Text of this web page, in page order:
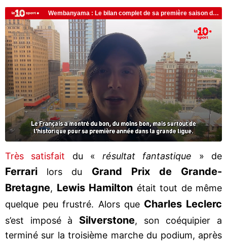
Très satisfait du «résultat fantastique » de
Ferrari lors du Grand Prix de Grande-
Bretagne, Lewis Hamilton était tout de même
quelque peu frustré. Alors que Charles Leclerc
s’est imposé à Silverstone, son coéquipier a
terminé sur la troisième marche du podium, après